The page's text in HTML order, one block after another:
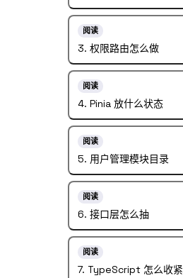
阅读
3. 权限路由怎么做
阅读
4. Pinia 放什么状态
阅读
5. 用户管理模块目录
阅读
6. 接口层怎么抽
阅读
7. TypeScript 怎么收紧